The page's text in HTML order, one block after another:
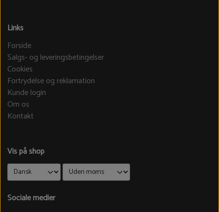
Links
Forside
Salgs- og leveringsbetingelser
Cookies
Fortrydelse og reklamation
Kunde login
Om os
Kontakt
Vis på shop
Sociale medier